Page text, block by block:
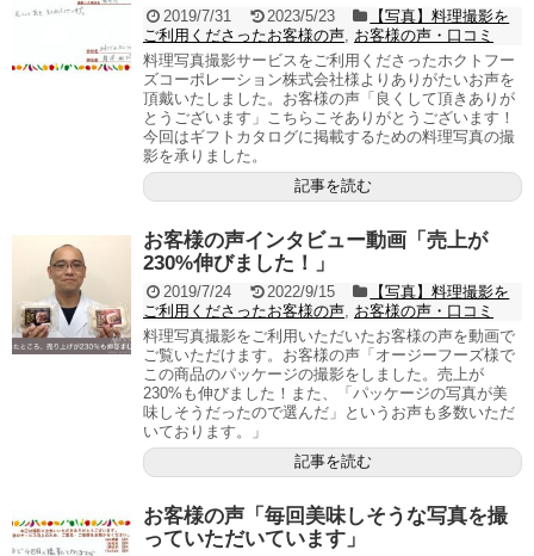
2019/7/31 2023/5/23
【写真】料理撮影を
ご利用くださったお客様の声 お客様の声・口コミ
料理写真撮影サービスをご利用くださったホクトフー
ズコーポレーション株式会社様よりありがたいお声を
頂戴いたしました。お客様の声「良くして頂きありが
とうございます」こちらこそありがとうございます！
今回はギフトカタログに掲載するための料理写真の撮
影を承りました。
記事を読む
お客様の声インタビュー動画「売上が
230%伸びました！」
2019/7/24 2022/9/15
【写真】料理撮影を
ご利用くださったお客様の声 お客様の声・口コミ
料理写真撮影をご利用いただいたお客様の声を動画で
ご覧いただけます。お客様の声「オージーフーズ様で
この商品のパッケージの撮影をしました。売上が
230%も伸びました！また、「パッケージの写真が美
味しそうだったので選んだ」というお声も多数いただ
いております。」
記事を読む
お客様の声「毎回美味しそうな写真を撮
っていただいています」